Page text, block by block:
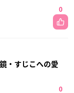
0
・すじこへの愛
0